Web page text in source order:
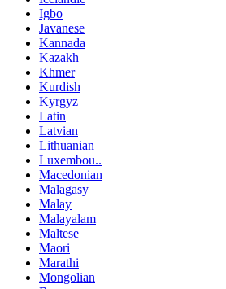
Igbo
Javanese
Kannada
Kazakh
Khmer
Kurdish
Kyrgyz
Latin
Latvian
Lithuanian
Luxembou..
Macedonian
Malagasy
Malay
Malayalam
Maltese
Maori
Marathi
Mongolian